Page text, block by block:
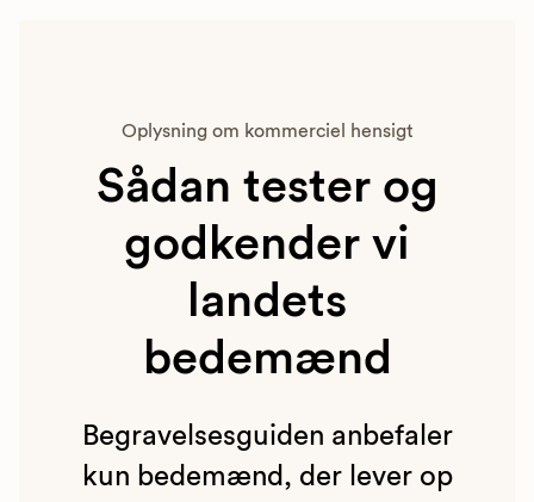
Oplysning om kommerciel hensigt
Sådan tester og
godkender vi
landets
bedemænd
Begravelsesguiden anbefaler
kun bedemænd, der lever op